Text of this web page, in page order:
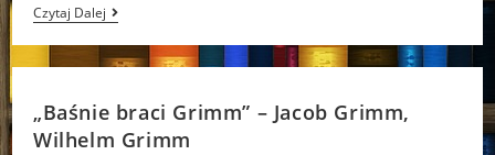
Czytaj DalejW
Krainie
Mrocznych
Baśni…
„Baśnie braci Grimm” – Jacob Grimm,
Wilhelm Grimm